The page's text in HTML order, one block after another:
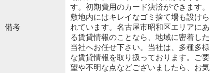
備考
す。初期費用のカード決済ができます。
敷地内にはキレイなゴミ捨て場も設けら
れています。名古屋市昭和区エリアにあ
る賃貸情報のことなら、地域に密着した
当社へお任せ下さい。当社は、多種多様
な賃貸情報を取り扱っております。ご要
望や不明な点などございましたら、お気